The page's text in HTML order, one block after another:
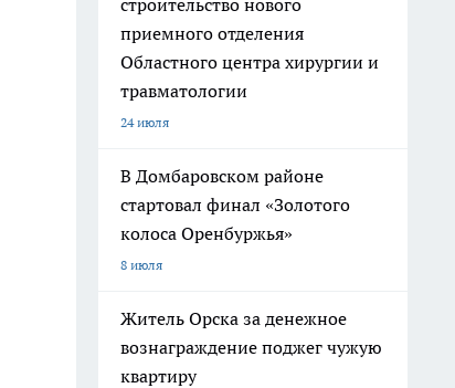
строительство нового
приемного отделения
Областного центра хирургии и
травматологии
24 июля
В Домбаровском районе
стартовал финал «Золотого
колоса Оренбуржья»
8 июля
Житель Орска за денежное
вознаграждение поджег чужую
квартиру